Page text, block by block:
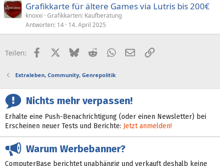
Grafikkarte für ältere Games via Lutris bis 200€
knoxxi Grafikkarten: Kaufberatung
Antworten 14 14. April 2025
Teilen: FacebookX (Twitter)
BlueskyRedditWhatsApp
E-MailLink
Extraleben, Community, Genrepolitik
Nichts mehr verpassen!
Erhalte eine Push-Benachrichtigung (oder einen Newsletter) bei
Erscheinen neuer Tests und Berichte: Jetzt anmelden!
Warum Werbebanner?
ComputerBase berichtet unabhängig und verkauft deshalb keine